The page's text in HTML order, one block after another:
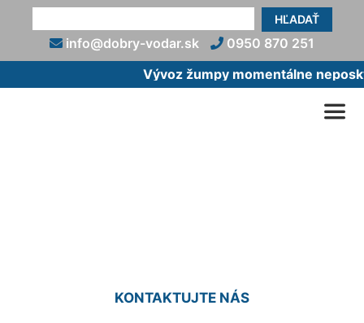
HĽADAŤ
info@dobry-vodar.sk
0950 870 251
Vývoz žumpy momentálne
KONTAKTUJTE NÁS